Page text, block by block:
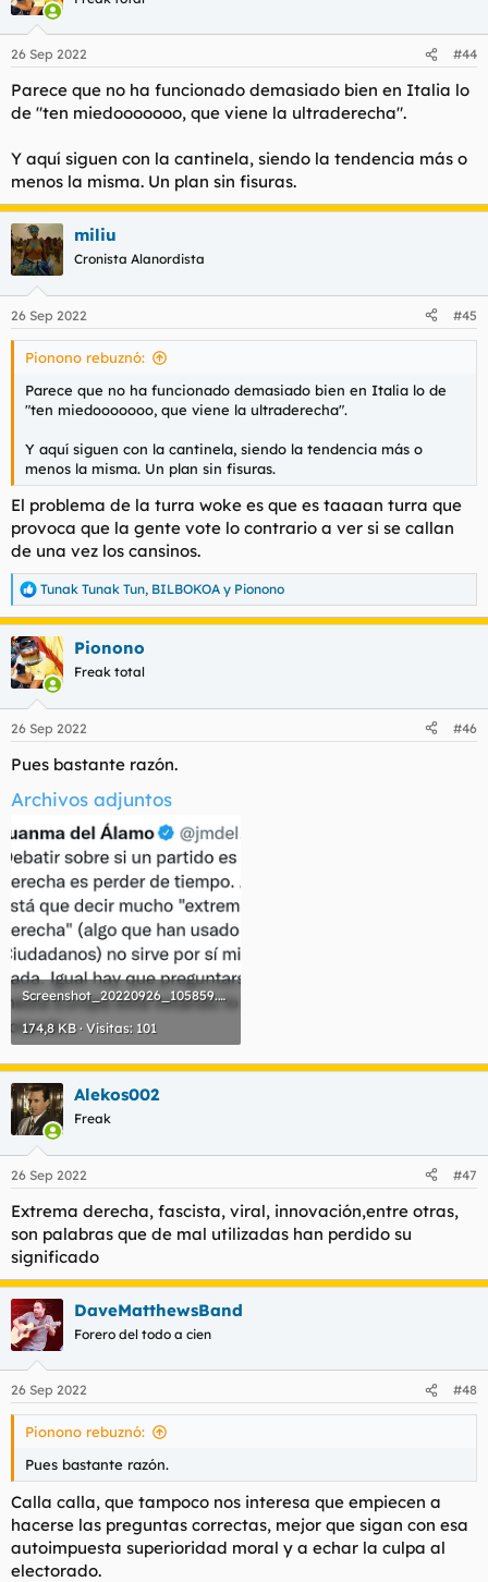
i
e
:
26 Sep 2022 #44
Parece que no ha funcionado demasiado bien en Italia lo
de "ten miedooooooo, que viene la ultraderecha".
Y aquí siguen con la cantinela, siendo la tendencia más o
menos la misma. Un plan sin fisuras.
miliu
Cronista Alanordista
26 Sep 2022 #45
Pionono rebuznó:
Parece que no ha funcionado demasiado bien en Italia lo de
"ten miedooooooo, que viene la ultraderecha".
Y aquí siguen con la cantinela, siendo la tendencia más o
menos la misma. Un plan sin fisuras.
El problema de la turra woke es que es taaaan turra que
provoca que la gente vote lo contrario a ver si se callan
de una vez los cansinos.
R
e
c
c
i
e
:
Tunak Tunak Tun, BILBOKOA y Pionono
Pionono
Freak total
26 Sep 2022 #46
Pues bastante razón.
Archivos adjuntos
Screenshot_20220926_105859.webp
174,8 KB · Visitas: 101
Alekos002
Freak
26 Sep 2022 #47
Extrema derecha, fascista, viral, innovación,entre otras,
son palabras que de mal utilizadas han perdido su
significado
DaveMatthewsBand
Forero del todo a cien
26 Sep 2022 #48
Pionono rebuznó:
Pues bastante razón.
Calla calla, que tampoco nos interesa que empiecen a
hacerse las preguntas correctas, mejor que sigan con esa
autoimpuesta superioridad moral y a echar la culpa al
electorado.